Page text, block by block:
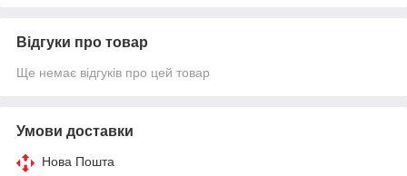
Відгуки про товар
Ще немає відгуків про цей товар
Умови доставки
Нова Пошта